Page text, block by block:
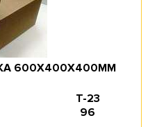
МАРКЕТПЛЕЙСОВ
600Х400Х400ММ
Т-23
96